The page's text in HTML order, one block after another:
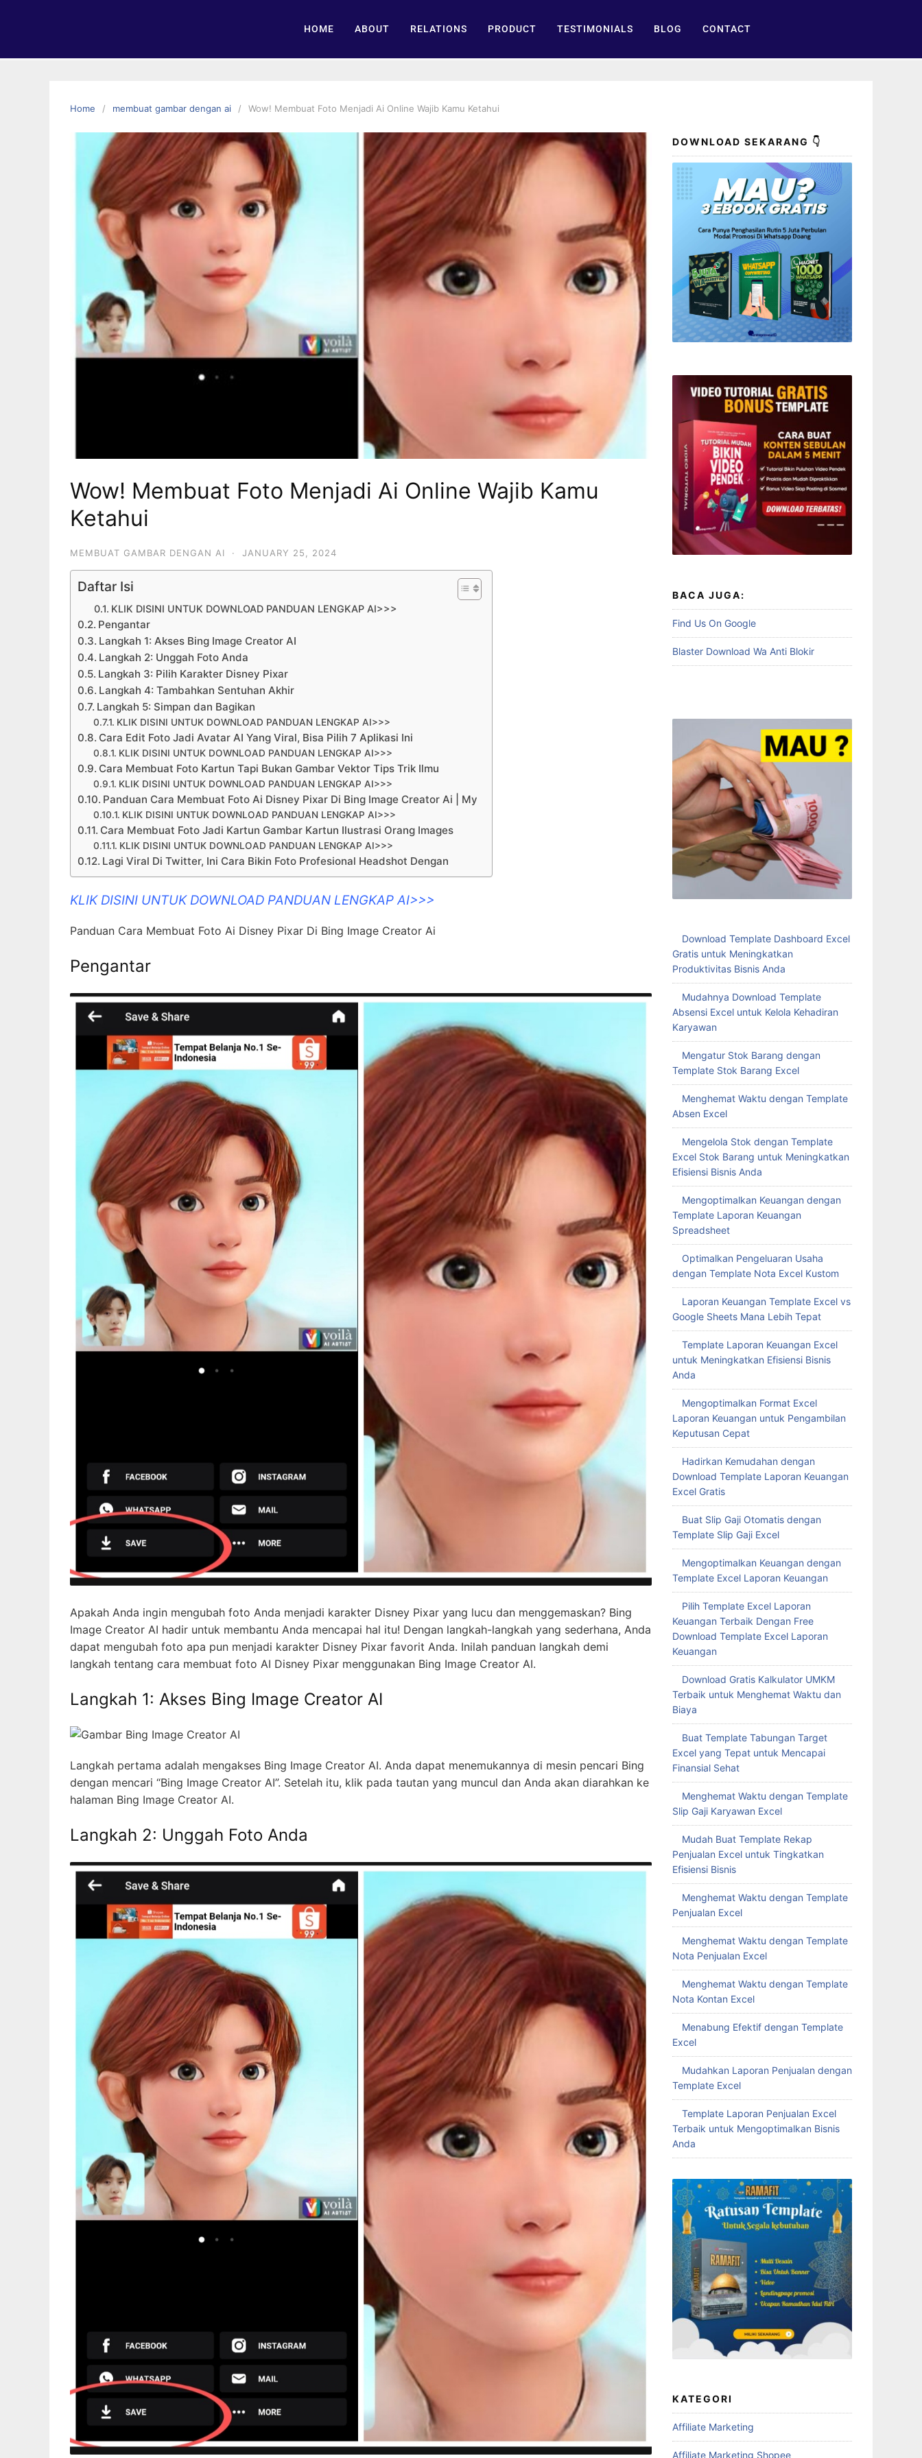
HOME ABOUT RELATIONS PRODUCT TESTIMONIALS BLOG CONTACT
Home membuat gambar dengan ai Wow! Membuat Foto Menjadi Ai Online Wajib Kamu Ketahui
Wow! Membuat Foto Menjadi Ai Online Wajib Kamu
Ketahui
MEMBUAT GAMBAR DENGAN AI · JANUARY 25, 2024
Daftar Isi
KLIK DISINI UNTUK DOWNLOAD PANDUAN LENGKAP AI>>>
Pengantar
Langkah 1: Akses Bing Image Creator AI
Langkah 2: Unggah Foto Anda
Langkah 3: Pilih Karakter Disney Pixar
Langkah 4: Tambahkan Sentuhan Akhir
Langkah 5: Simpan dan Bagikan
KLIK DISINI UNTUK DOWNLOAD PANDUAN LENGKAP AI>>>
Cara Edit Foto Jadi Avatar AI Yang Viral, Bisa Pilih 7 Aplikasi Ini
KLIK DISINI UNTUK DOWNLOAD PANDUAN LENGKAP AI>>>
Cara Membuat Foto Kartun Tapi Bukan Gambar Vektor Tips Trik Ilmu
KLIK DISINI UNTUK DOWNLOAD PANDUAN LENGKAP AI>>>
Panduan Cara Membuat Foto Ai Disney Pixar Di Bing Image Creator Ai | My
KLIK DISINI UNTUK DOWNLOAD PANDUAN LENGKAP AI>>>
Cara Membuat Foto Jadi Kartun Gambar Kartun Ilustrasi Orang Images
KLIK DISINI UNTUK DOWNLOAD PANDUAN LENGKAP AI>>>
Lagi Viral Di Twitter, Ini Cara Bikin Foto Profesional Headshot Dengan
KLIK DISINI UNTUK DOWNLOAD PANDUAN LENGKAP AI>>>
Panduan Cara Membuat Foto Ai Disney Pixar Di Bing Image Creator Ai
Pengantar
Apakah Anda ingin mengubah foto Anda menjadi karakter Disney Pixar yang lucu dan menggemaskan? Bing
Image Creator AI hadir untuk membantu Anda mencapai hal itu! Dengan langkah-langkah yang sederhana, Anda
dapat mengubah foto apa pun menjadi karakter Disney Pixar favorit Anda. Inilah panduan langkah demi
langkah tentang cara membuat foto AI Disney Pixar menggunakan Bing Image Creator AI.
Langkah 1: Akses Bing Image Creator AI
Langkah pertama adalah mengakses Bing Image Creator AI. Anda dapat menemukannya di mesin pencari Bing
dengan mencari “Bing Image Creator AI”. Setelah itu, klik pada tautan yang muncul dan Anda akan diarahkan ke
halaman Bing Image Creator AI.
Langkah 2: Unggah Foto Anda
DOWNLOAD SEKARANG 👇
BACA JUGA:
Find Us On Google
Blaster Download Wa Anti Blokir
Download Template Dashboard Excel
Gratis untuk Meningkatkan
Produktivitas Bisnis Anda
Mudahnya Download Template
Absensi Excel untuk Kelola Kehadiran
Karyawan
Mengatur Stok Barang dengan
Template Stok Barang Excel
Menghemat Waktu dengan Template
Absen Excel
Mengelola Stok dengan Template
Excel Stok Barang untuk Meningkatkan
Efisiensi Bisnis Anda
Mengoptimalkan Keuangan dengan
Template Laporan Keuangan
Spreadsheet
Optimalkan Pengeluaran Usaha
dengan Template Nota Excel Kustom
Laporan Keuangan Template Excel vs
Google Sheets Mana Lebih Tepat
Template Laporan Keuangan Excel
untuk Meningkatkan Efisiensi Bisnis
Anda
Mengoptimalkan Format Excel
Laporan Keuangan untuk Pengambilan
Keputusan Cepat
Hadirkan Kemudahan dengan
Download Template Laporan Keuangan
Excel Gratis
Buat Slip Gaji Otomatis dengan
Template Slip Gaji Excel
Mengoptimalkan Keuangan dengan
Template Excel Laporan Keuangan
Pilih Template Excel Laporan
Keuangan Terbaik Dengan Free
Download Template Excel Laporan
Keuangan
Download Gratis Kalkulator UMKM
Terbaik untuk Menghemat Waktu dan
Biaya
Buat Template Tabungan Target
Excel yang Tepat untuk Mencapai
Finansial Sehat
Menghemat Waktu dengan Template
Slip Gaji Karyawan Excel
Mudah Buat Template Rekap
Penjualan Excel untuk Tingkatkan
Efisiensi Bisnis
Menghemat Waktu dengan Template
Penjualan Excel
Menghemat Waktu dengan Template
Nota Penjualan Excel
Menghemat Waktu dengan Template
Nota Kontan Excel
Menabung Efektif dengan Template
Excel
Mudahkan Laporan Penjualan dengan
Template Excel
Template Laporan Penjualan Excel
Terbaik untuk Mengoptimalkan Bisnis
Anda
KATEGORI
Affiliate Marketing
Affiliate Marketing Shopee